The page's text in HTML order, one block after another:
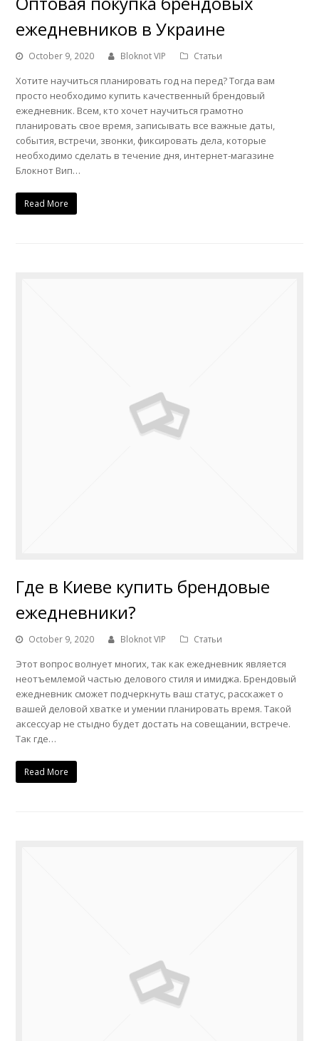
ежедневников в Украине
October 9, 2020 Bloknot VIP Статьи
Хотите научиться планировать год на перед? Тогда вам
просто необходимо купить качественный брендовый
ежедневник. Всем, кто хочет научиться грамотно
планировать свое время, записывать все важные даты,
события, встречи, звонки, фиксировать дела, которые
необходимо сделать в течение дня, интернет-магазине
Блокнот Вип…
Read More
Где в Киеве купить брендовые
ежедневники?
October 9, 2020 Bloknot VIP Статьи
Этот вопрос волнует многих, так как ежедневник является
неотъемлемой частью делового стиля и имиджа. Брендовый
ежедневник сможет подчеркнуть ваш статус, расскажет о
вашей деловой хватке и умении планировать время. Такой
аксессуар не стыдно будет достать на совещании, встрече.
Так где…
Read More